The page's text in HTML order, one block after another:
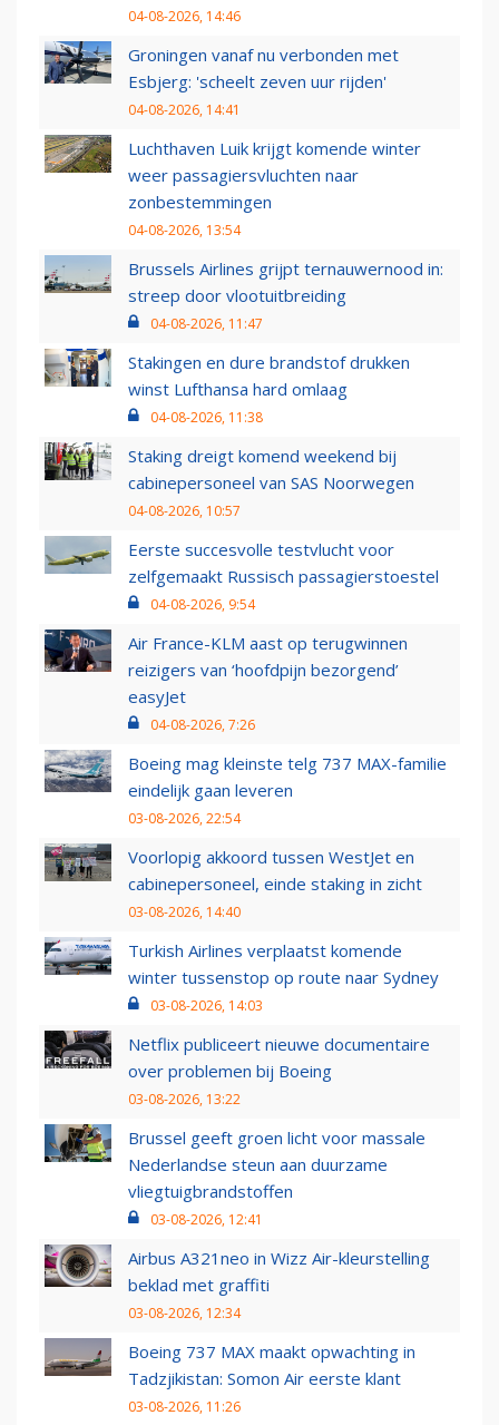
04-08-2026, 14:46
Groningen vanaf nu verbonden met
Esbjerg: 'scheelt zeven uur rijden'
04-08-2026, 14:41
Luchthaven Luik krijgt komende winter
weer passagiersvluchten naar
zonbestemmingen
04-08-2026, 13:54
Brussels Airlines grijpt ternauwernood in:
streep door vlootuitbreiding
04-08-2026, 11:47
Stakingen en dure brandstof drukken
winst Lufthansa hard omlaag
04-08-2026, 11:38
Staking dreigt komend weekend bij
cabinepersoneel van SAS Noorwegen
04-08-2026, 10:57
Eerste succesvolle testvlucht voor
zelfgemaakt Russisch passagierstoestel
04-08-2026, 9:54
Air France-KLM aast op terugwinnen
reizigers van ‘hoofdpijn bezorgend’
easyJet
04-08-2026, 7:26
Boeing mag kleinste telg 737 MAX-familie
eindelijk gaan leveren
03-08-2026, 22:54
Voorlopig akkoord tussen WestJet en
cabinepersoneel, einde staking in zicht
03-08-2026, 14:40
Turkish Airlines verplaatst komende
winter tussenstop op route naar Sydney
03-08-2026, 14:03
Netflix publiceert nieuwe documentaire
over problemen bij Boeing
03-08-2026, 13:22
Brussel geeft groen licht voor massale
Nederlandse steun aan duurzame
vliegtuigbrandstoffen
03-08-2026, 12:41
Airbus A321neo in Wizz Air-kleurstelling
beklad met graffiti
03-08-2026, 12:34
Boeing 737 MAX maakt opwachting in
Tadzjikistan: Somon Air eerste klant
03-08-2026, 11:26